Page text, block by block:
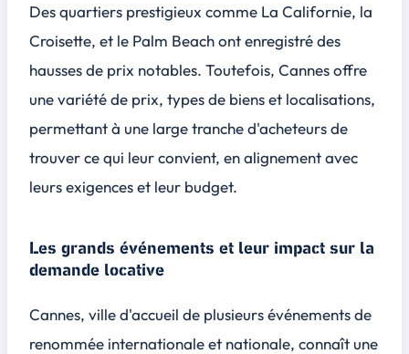
Des quartiers prestigieux comme La Californie, la
Croisette, et le Palm Beachont enregistré des
hausses de prix notables. Toutefois, Cannes offre
une variété de prix, types de biens et localisations,
permettant à une large tranche d'acheteurs de
trouver ce qui leur convient, en alignement avec
leurs exigences et leur budget.
Les grands événements et leur impact sur la
demande locative
Cannes, ville d'accueil de plusieurs événements de
renommée internationale et nationale, connaît une